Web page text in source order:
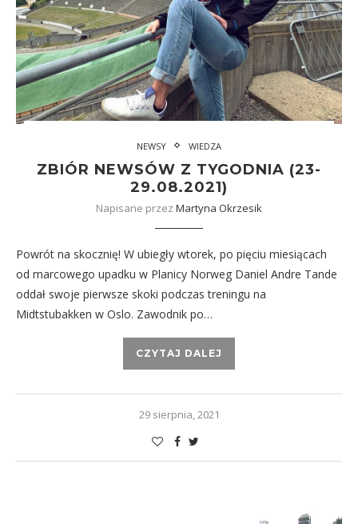
NEWSY WIEDZA
ZBIÓR NEWSÓW Z TYGODNIA (23-
29.08.2021)
Napisane przez Martyna Okrzesik
Powrót na skocznię! W ubiegły wtorek, po pięciu miesiącach
od marcowego upadku w Planicy Norweg Daniel Andre Tande
oddał swoje pierwsze skoki podczas treningu na
Midtstubakken w Oslo. Zawodnik po…
CZYTAJ DALEJ
29 sierpnia, 2021